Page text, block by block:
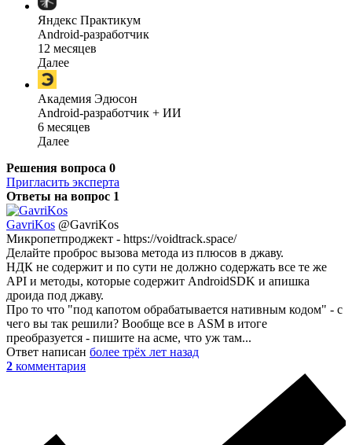
Яндекс Практикум
Android-разработчик
12 месяцев
Далее
Академия Эдюсон
Android-разработчик + ИИ
6 месяцев
Далее
Решения вопроса 0
Пригласить эксперта
Ответы на вопрос 1
GavriKos @GavriKos
Микропетпроджект - https://voidtrack.space/
Делайте проброс вызова метода из плюсов в джаву.
НДК не содержит и по сути не должно содержать все те же
API и методы, которые содержит AndroidSDK и апишка
дроида под джаву.
Про то что "под капотом обрабатывается нативным кодом" - с
чего вы так решили? Вообще все в ASM в итоге
преобразуется - пишите на асме, что уж там...
Ответ написан более трёх лет назад
2 комментария